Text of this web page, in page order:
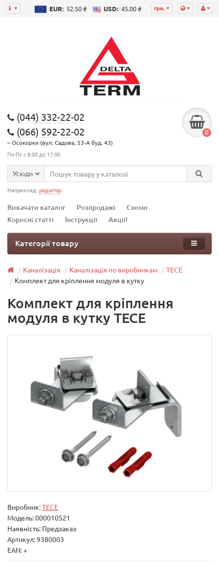
грн.
EUR: 52.50 ₴ USD: 45.00 ₴
(044) 332-22-02
(066) 592-22-02
– Осокорки (вул. Садова, 53-А буд. 43)
Пн-Пт с 8:00 до 17:00
0
Усюди
Наприклад: радіатор
Викачати каталог Розпродажі
Схеми
Корисні статті
Інструкції Акції!
Категорії товару
Каналізація Каналізація по виробникам
TECE
Комплект для кріплення модуля в кутку
Комплект для кріплення
модуля в кутку TECE
Виробник:TECE
Модель:000010521
Наявність: Предзаказ
Артикул: 9380003
EAN: +